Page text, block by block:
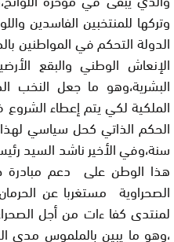
وتركها للمنتخبين الفاسدين
الدولة التحكم في المواطنين
الإنعاش الوطني والبقع
البشرية،وهو ما جعل النخب
الملكية لكي يتم إعطاءالشروع
الحكم الذاتي كحل سياسي لهذا
سنة،وفي الأخير ناشد السيد
هذا الوطن على دعم مبادرة
الصحراوية مستغربا عن
لمنتدى كفا ءات من أجل
،وهو ما يبين بالملموس مدى